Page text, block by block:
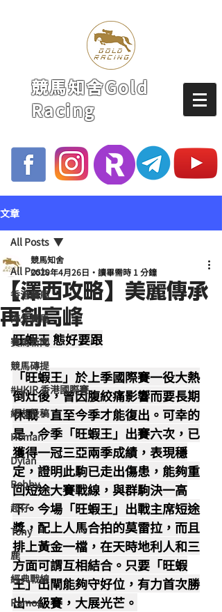
競馬知舍Gold
Racing
文章
All Posts
香港賽馬
海外賽馬
賽馬新聞
競馬磚提
#HKIR 香港國際賽
網友投稿
Homan
Dylan
Bobby
超仔
Tony
鹿
經典戰線
Ramos
All Posts
【澤西攻略】美麗傳承
再創高峰
競馬知舍
2020年4月26日
讀畢需時 1 分鐘
旺蝦王 態好要跟
「旺蝦王」於上季國際賽一役大熱
倒灶後，曾因腹絞痛影響而要長期
休戰，直至今季才能復出。可幸的
是，今季「旺蝦王」出賽六次，已
獲得一冠三亞兩季成績，表現穩
定，證明此駒已走出傷患，能夠重
回短途大賽戰線，與群駒決一高
下。今場「旺蝦王」出戰主席短途
獎，配上人馬合拍的莫雷拉，而且
排上黃金一檔，在天時地利人和三
方面可謂互相結合。只要「旺蝦
王」出閘能夠守好位，有力首次勝
出一級賽，大展光芒。